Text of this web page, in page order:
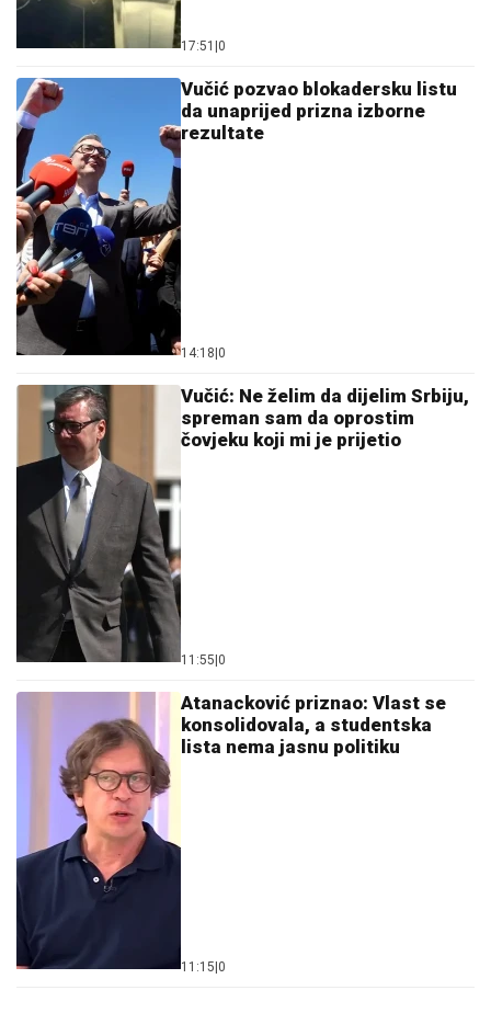
17:51 0
Vučić pozvao blokadersku listu
da unaprijed prizna izborne
rezultate
14:18 0
Vučić: Ne želim da dijelim Srbiju,
spreman sam da oprostim
čovjeku koji mi je prijetio
11:55 0
Atanacković priznao: Vlast se
konsolidovala, a studentska
lista nema jasnu politiku
11:15 0